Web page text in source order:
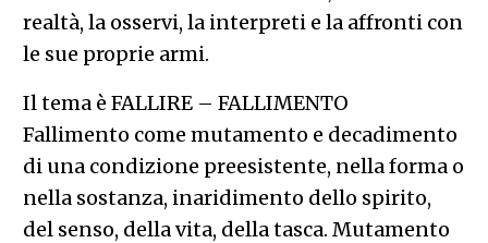
realtà, la osservi, la interpreti e la affronti con
le sue proprie armi.
Il tema è FALLIRE – FALLIMENTO
Fallimento come mutamento e decadimento
di una condizione preesistente, nella forma o
nella sostanza, inaridimento dello spirito,
del senso, della vita, della tasca. Mutamento